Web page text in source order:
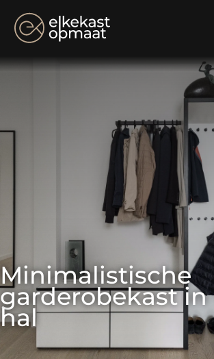
Minimalistische
garderobekast in
hal